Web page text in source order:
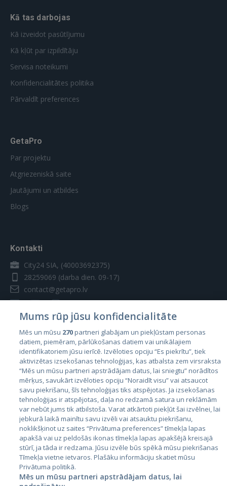
Kā tas darbojas
Kā izveidot pasūtījumu
Kā kļūt par izpildītāju
Servisa noteikumi
Konfidencialitātes politika
Pārvaldīt preferences
GetaPro
Par projektu
Atgriezeniskā saite
Jautājumi un atbildes
Blogs
Kontakti
City24 SIA, (40003692375)
28259069 (darba dien. 09-17)
contact@getapro.lv
Valstis
Igaunija
Latvija
Lietuva
Mums rūp jūsu konfidencialitāte
Mēs un mūsu 270partneri glabājam un piekļūstam personas
datiem, piemēram, pārlūkošanas datiem vai unikālajiem
identifikatoriem jūsu ierīcē. Izvēloties opciju “Es piekrītu”, tiek
aktivizētas izsekošanas tehnoloģijas, kas atbalsta zem virsraksta
“Mēs un mūsu partneri apstrādājam datus, lai sniegtu” norādītos
mērķus, savukārt izvēloties opciju “Noraidīt visu” vai atsaucot
savu piekrišanu, šīs tehnoloģijas tiks atspējotas. Ja izsekošanas
tehnoloģijas ir atspējotas, daļa no redzamā satura un reklāmām
var nebūt jums tik atbilstoša. Varat atkārtoti piekļūt šai izvēlnei, lai
jebkurā laikā mainītu savu izvēli vai atsauktu piekrišanu,
noklikšķinot uz saites “Privātuma preferences” tīmekļa lapas
apakšā vai uz peldošās ikonas tīmekļa lapas apakšējā kreisajā
stūrī, ja tāda ir redzama. Jūsu izvēle būs spēkā mūsu piekrišanas
Tīmekļa vietne ietvaros. Plašāku informāciju skatiet mūsu
Privātuma politikā.
Mēs un mūsu partneri apstrādājam datus, lai